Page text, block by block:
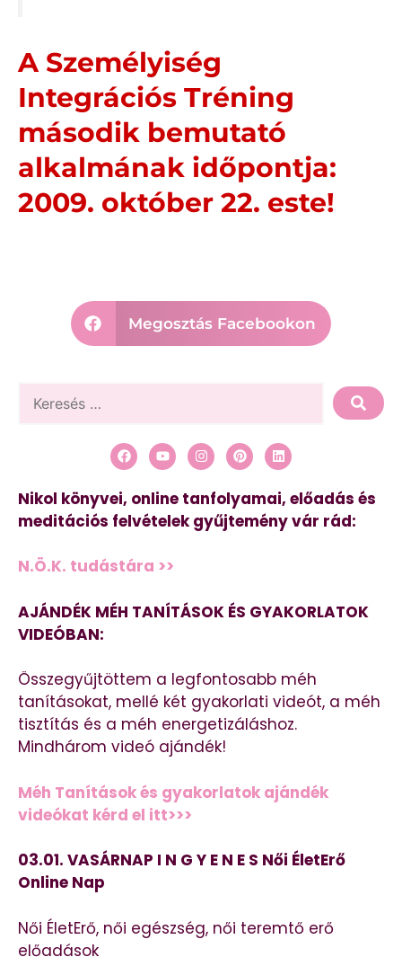
A Személyiség
Integrációs Tréning
második bemutató
alkalmának időpontja:
2009. október 22. este!
Megosztás Facebookon
Nikol könyvei, online tanfolyamai, előadás és
meditációs felvételek gyűjtemény vár rád:
N.Ö.K. tudástára >>
AJÁNDÉK MÉH TANÍTÁSOK ÉS GYAKORLATOK
VIDEÓBAN:
Összegyűjtöttem a legfontosabb méh
tanításokat, mellé két gyakorlati videót, a méh
tisztítás és a méh energetizáláshoz.
Mindhárom videó ajándék!
Méh Tanítások és gyakorlatok ajándék
videókat kérd el itt>>>
03.01. VASÁRNAP I N G Y E N E S Női ÉletErő
Online Nap
Női ÉletErő, női egészség, női teremtő erő
előadások